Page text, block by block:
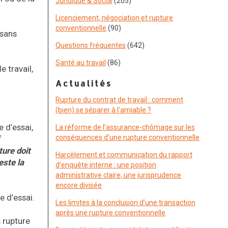
travail,
doit
la
d’essai.
rupture
Licenciement, négociation et rupture
conventionnelle (90)
Questions fréquentes (642)
Santé au travail (86)
Actualités
Rupture du contrat de travail : comment
(bien) se séparer à l’amiable ?
La réforme de l’assurance-chômage sur les
conséquences d’une rupture conventionnelle
Harcèlement et communication du rapport
d’enquête interne : une position
administrative claire, une jurisprudence
encore divisée
Les limites à la conclusion d’une transaction
après une rupture conventionnelle